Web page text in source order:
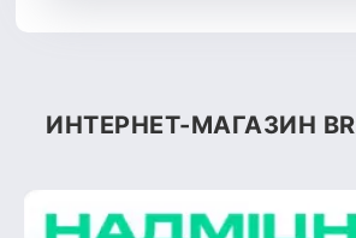
ИНТЕРНЕТ-МАГАЗИН